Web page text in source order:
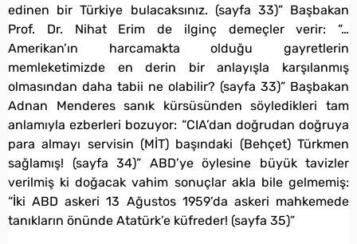
edinen bir Türkiye bulacaksınız. (sayfa 33)” Başbakan
Prof. Dr. Nihat Erim de ilginç demeçler verir: “…
Amerikan’ın harcamakta olduğu gayretlerin
memleketimizde en derin bir anlayışla karşılanmış
olmasından daha tabii ne olabilir? (sayfa 33)” Başbakan
Adnan Menderes sanık kürsüsünden söyledikleri tam
anlamıyla ezberleri bozuyor: “CIA’dan doğrudan doğruya
para almayı servisin (MİT) başındaki (Behçet) Türkmen
sağlamış! (sayfa 34)” ABD’ye öylesine büyük tavizler
verilmiş ki doğacak vahim sonuçlar akla bile gelmemiş:
“İki ABD askeri 13 Ağustos 1959’da askeri mahkemede
tanıkların önünde Atatürk’e küfreder! (sayfa 35)”